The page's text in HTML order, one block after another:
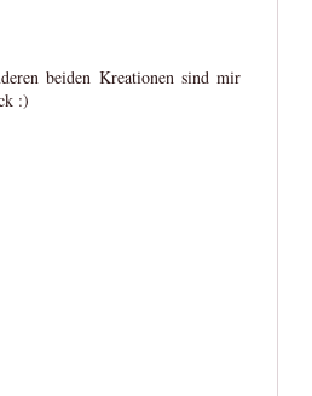
beiden Kreationen sind mir
:)